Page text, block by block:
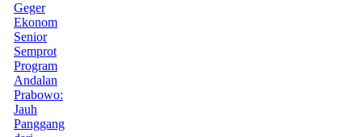
Geger
Ekonom
Senior
Semprot
Program
Andalan
Prabowo:
Jauh
Panggang